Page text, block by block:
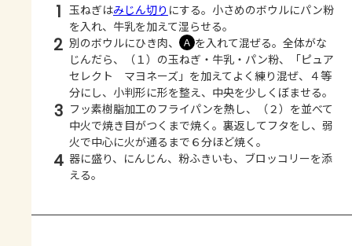
1 玉ねぎはみじん切り にする。小さめのボウルにパン粉
を入れ、牛乳を加えて湿らせる。
2 別のボウルにひき肉、 Ａ を入れて混ぜる。全体がな
じんだら、（１）の玉ねぎ・牛乳・パン粉、「ピュア
セレクト マヨネーズ」を加えてよく練り混ぜ、４等
分にし、小判形に形を整え、中央を少しくぼませる。
3 フッ素樹脂加工のフライパンを熱し、（２）を並べて
中火で焼き目がつくまで焼く。裏返してフタをし、弱
火で中心に火が通るまで６分ほど焼く。
4 器に盛り、にんじん、粉ふきいも、ブロッコリーを添
える。